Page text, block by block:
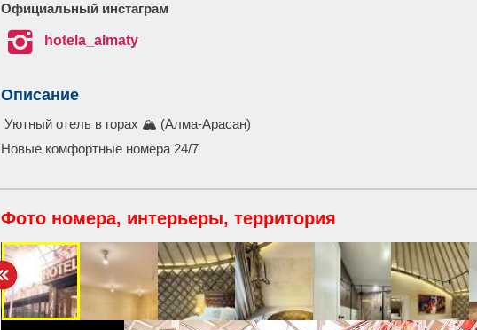
Официальный инстаграм
 hotela_almaty
Описание
Уютный отель в горах 🏔 (Алма-Арасан)
Новые комфортные номера 24/7
Фото номера, интерьеры, территория